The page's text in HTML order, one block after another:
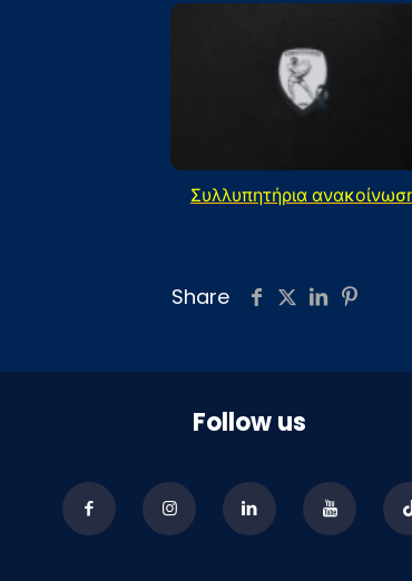
Συλλυπητήρια
Share
Follow us